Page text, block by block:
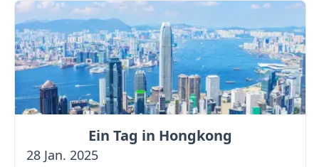
Ein Tag in Hongkong
28 Jan. 2025